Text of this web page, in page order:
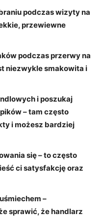
podczas⁤ wizyty na
przewiewne‍
podczas przerwy⁤ na⁣
niezwykle smakowita ‍i
i ‌poszukaj
– tam często
i‍ możesz bardziej
się – ‌to często
ci⁤ satysfakcję​ oraz
–
sprawić, że handlarz